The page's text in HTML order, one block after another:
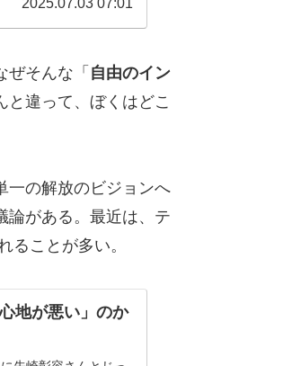
ぜそんな「 自由のイン
と違って、ぼくはどこ
一の解放のビジョンへ
論がある。最近は、テ
ることが多い。
地が悪い」のか